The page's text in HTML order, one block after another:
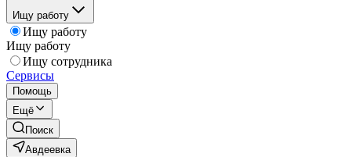
Ищу работу
Ищу работу
Ищу работу
Ищу сотрудника
Сервисы
Помощь
Ещё
Поиск
Авдеевка